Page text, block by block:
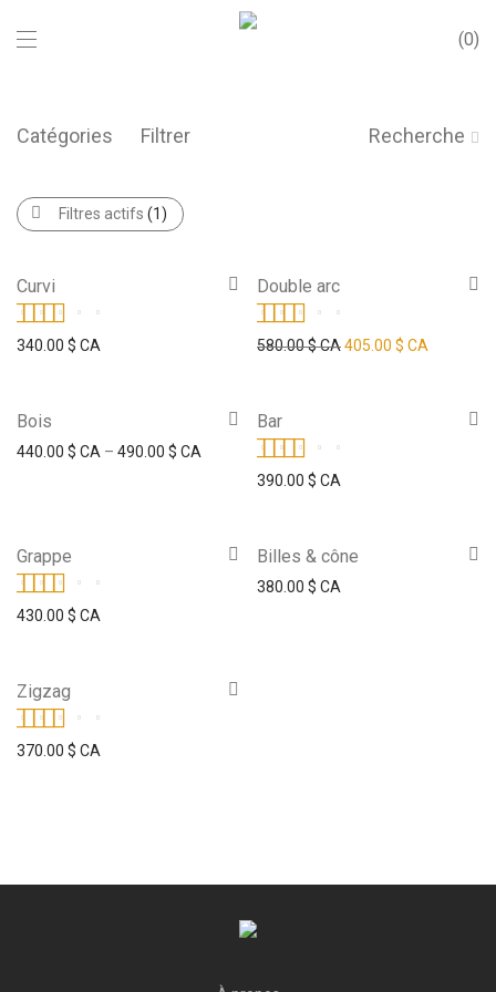
0
Catégories Filtrer Recherche
Filtres actifs (1)
Curvi
Note5.00 sur 5
340.00 $ CA
Double arc
Note5.00sur 5
580.00$ CA405.00 $ CA
Bois
440.00 $ CA – 490.00 $ CA
Bar
Note5.00 sur 5
390.00 $ CA
Grappe
Note5.00 sur 5
430.00 $ CA
Billes & cône
380.00 $ CA
Zigzag
Note5.00 sur 5
370.00 $ CA